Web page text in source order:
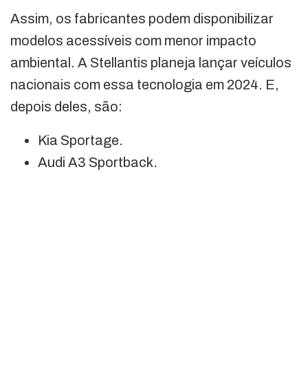
Assim, os fabricantes podem disponibilizar
modelos acessíveis com menor impacto
ambiental. A Stellantis planeja lançar veículos
nacionais com essa tecnologia em 2024. E,
depois deles, são:
Kia Sportage.
Audi A3 Sportback.